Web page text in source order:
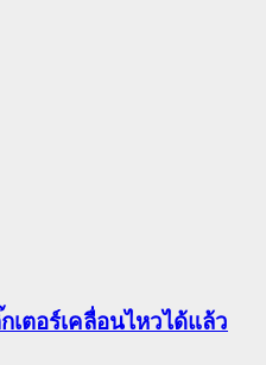
เตอร์เคลื่อนไหวได้แล้ว